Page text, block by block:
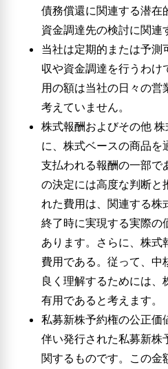
債務償還に関連する潜在
資金調達先の検討に関連
当社は定期的または予測
収や資金調達を行うわ
用の額は当社の日々の営
考えていません。
株式報酬およびその他
に、株式ベースの商品を
支払われる報酬の一部で
の決定には高度な判断と
れた費用は、関連する株
終了時に実現する実際の
あります。さらに、株式
費用である。従って、中
良く理解するためには
有用であると考えます。
私募新株予約権の公正価
伴い発行された私募新株
関するものです。この金